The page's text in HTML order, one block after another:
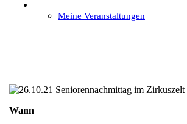
Meine Veranstaltungen
Wann